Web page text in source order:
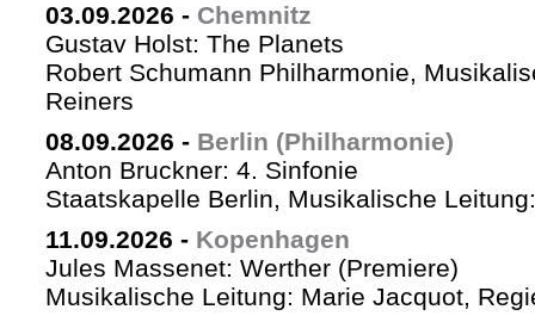
03.09.2026 - Chemnitz
Gustav Holst: The Planets
Robert Schumann Philharmonie,
Reiners
08.09.2026 - Berlin (Philharmonie)
Anton Bruckner: 4. Sinfonie
Staatskapelle Berlin, Musikalische
11.09.2026 - Kopenhagen
Jules Massenet: Werther (Premiere)
Musikalische Leitung: Marie Jacquot,